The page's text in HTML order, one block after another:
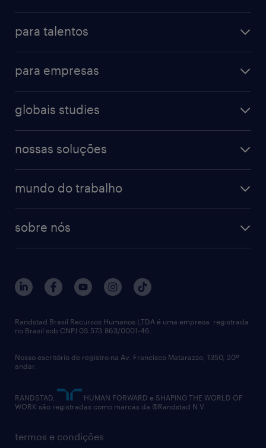
para talentos
para empresas
globais studies
nossas soluções
mundo do trabalho
sobre nós
termos e condições
Randstad Brasil Recursos Humanos LTDA é uma empresa registrada
no Brasil sob CNPJ 03.573.863/0001-46.
Nosso escritório de registro na Av. Francisco Matarazzo, 1350, 20º
andar.
RANDSTAD,
HUMAN FORWARD e SHAPING THE WORLD OF
WORK são registradas como marcas da ©Randstad N.V.